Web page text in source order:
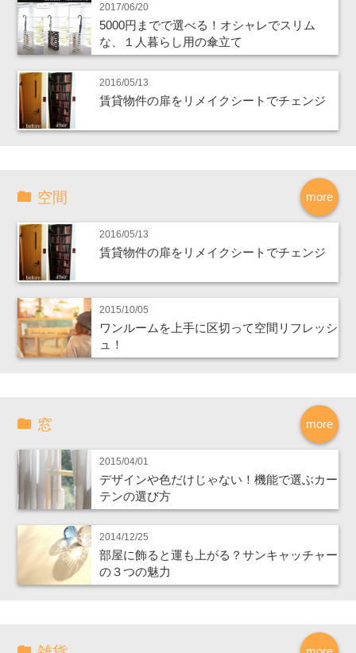
2017/06/20
5000円までで選べる！オシャレでスリム
な、１人暮らし用の傘立て
2016/05/13
賃貸物件の扉をリメイクシートでチェンジ
more
空間
2016/05/13
賃貸物件の扉をリメイクシートでチェンジ
2015/10/05
ワンルームを上手に区切って空間リフレッシ
ュ！
more
窓
2015/04/01
デザインや色だけじゃない！機能で選ぶカー
テンの選び方
2014/12/25
部屋に飾ると運も上がる？サンキャッチャー
の３つの魅力